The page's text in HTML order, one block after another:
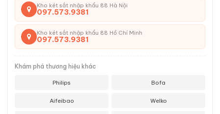
Kho két sắt nhập khẩu 88 Hà Nội
097.573.9381
Kho két sắt nhập khẩu 88 Hồ Chí Minh
097.573.9381
Khám phá thương hiệu khác
Philips Bofa
Aifeibao Welko